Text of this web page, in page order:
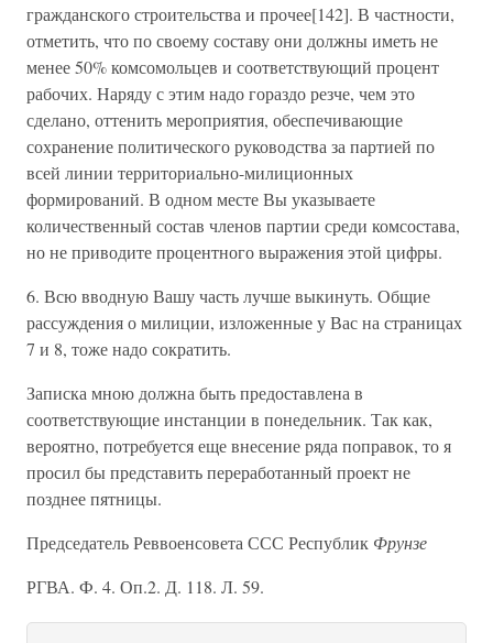
гражданского строительства и прочее[142]. В частности,
отметить, что по своему составу они должны иметь не
менее 50% комсомольцев и соответствующий процент
рабочих. Наряду с этим надо гораздо резче, чем это
сделано, оттенить мероприятия, обеспечивающие
сохранение политического руководства за партией по
всей линии территориально-милиционных
формирований. В одном месте Вы указываете
количественный состав членов партии среди комсостава,
но не приводите процентного выражения этой цифры.
6. Всю вводную Вашу часть лучше выкинуть. Общие
рассуждения о милиции, изложенные у Вас на страницах
7 и 8, тоже надо сократить.
Записка мною должна быть предоставлена в
соответствующие инстанции в понедельник. Так как,
вероятно, потребуется еще внесение ряда поправок, то я
просил бы представить переработанный проект не
позднее пятницы.
Председатель Реввоенсовета ССС Республик Фрунзе
РГВА. Ф. 4. Оп.2. Д. 118. Л. 59.